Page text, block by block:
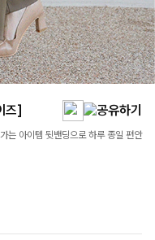
즈]
는 아이템 뒷밴딩으로 하루 종일 편안